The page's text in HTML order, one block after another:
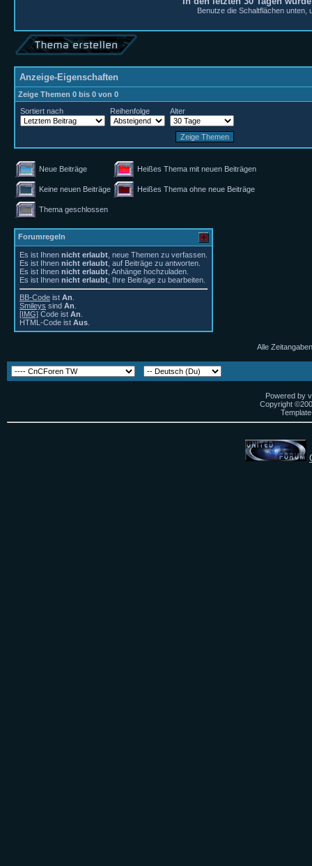
Benutze die Schaltflächen unten,
Anzeige-Eigenschaften
Zeige Themen 0 bis 0 von 0
Sortiert nach
Reihenfolge Alter
Neue Beiträge Heißes Thema mit neuen Beiträgen
Keine neuen Beiträge Heißes Thema ohne neue Beiträge
Thema geschlossen
Forumregeln
Es ist Ihnen nicht erlaubt , neue Themen zu verfassen.
Es ist Ihnen nicht erlaubt , auf Beiträge zu antworten.
Es ist Ihnen nicht erlaubt , Anhänge hochzuladen.
Es ist Ihnen nicht erlaubt , Ihre Beiträge zu bearbeiten.
BB-Code ist An
Smileys sind An
[IMG] Code ist An
HTML-Code ist Aus
Alle
Powered by
Copyright